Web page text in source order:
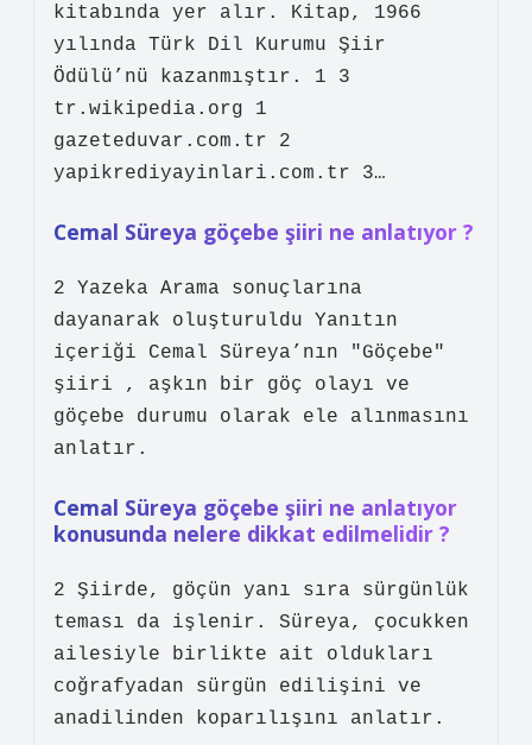
kitabında yer alır. Kitap, 1966
yılında Türk Dil Kurumu Şiir
Ödülü’nü kazanmıştır. 1 3
tr.wikipedia.org 1
gazeteduvar.com.tr 2
yapikrediyayinlari.com.tr 3…
Cemal Süreya göçebe şiiri ne anlatıyor ?
2 Yazeka Arama sonuçlarına
dayanarak oluşturuldu Yanıtın
içeriği Cemal Süreya’nın "Göçebe"
şiiri , aşkın bir göç olayı ve
göçebe durumu olarak ele alınmasını
anlatır.
Cemal Süreya göçebe şiiri ne anlatıyor
konusunda nelere dikkat edilmelidir ?
2 Şiirde, göçün yanı sıra sürgünlük
teması da işlenir. Süreya, çocukken
ailesiyle birlikte ait oldukları
coğrafyadan sürgün edilişini ve
anadilinden koparılışını anlatır.